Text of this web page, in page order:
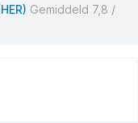
Gemiddeld 7,8 /